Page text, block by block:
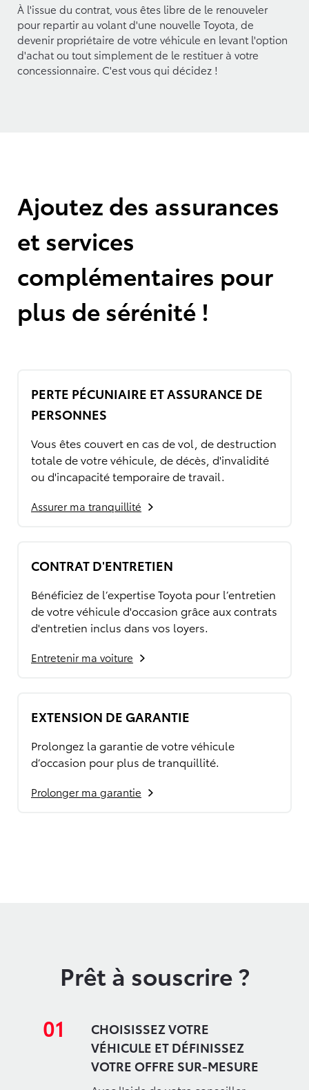
À l'issue du contrat, vous êtes libre de le renouveler
pour repartir au volant d'une nouvelle Toyota, de
devenir propriétaire de votre véhicule en levant l'option
d'achat ou tout simplement de le restituer à votre
concessionnaire. C'est vous qui décidez !
Ajoutez des assurances
et services
complémentaires pour
plus de sérénité !
PERTE PÉCUNIAIRE ET ASSURANCE DE
PERSONNES
Vous êtes couvert en cas de vol, de destruction
totale de votre véhicule, de décès, d'invalidité
ou d'incapacité temporaire de travail.
Assurer ma tranquillité
CONTRAT D'ENTRETIEN
Bénéficiez de l’expertise Toyota pour l’entretien
de votre véhicule d'occasion grâce aux contrats
d'entretien inclus dans vos loyers.
Entretenir ma voiture
EXTENSION DE GARANTIE
Prolongez la garantie de votre véhicule
d’occasion pour plus de tranquillité.
Prolonger ma garantie
Prêt à souscrire ?
01
CHOISISSEZ VOTRE
VÉHICULE ET DÉFINISSEZ
VOTRE OFFRE SUR-MESURE